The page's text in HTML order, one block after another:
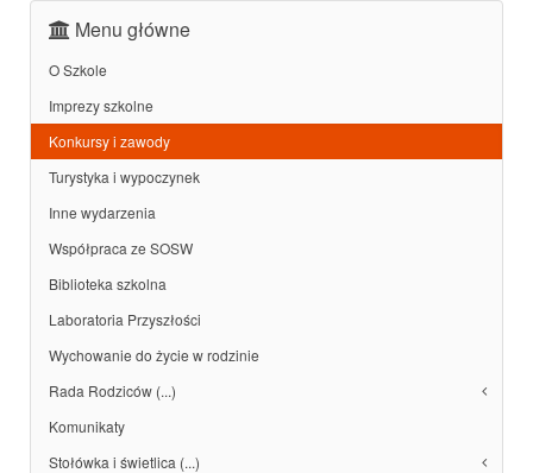
Menu główne
O Szkole
Imprezy szkolne
Konkursy i zawody
Turystyka i wypoczynek
Inne wydarzenia
Współpraca ze SOSW
Biblioteka szkolna
Laboratoria Przyszłości
Wychowanie do życie w rodzinie
Rada Rodziców (...)
Komunikaty
Stołówka i świetlica (...)